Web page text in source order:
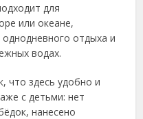
для
или океане,
отдыха и
водах.
что здесь удобно и
с детьми: нет
нанесено